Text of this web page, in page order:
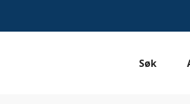
Søk